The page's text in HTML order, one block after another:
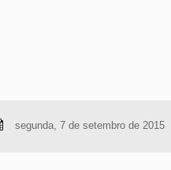
segunda, 7 de setembro de 2015